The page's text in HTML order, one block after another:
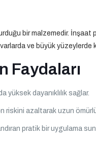
bir malzemedir. İnşaat
ve büyük
Faydaları
yüksek dayanıklılık sağlar.
riskini azaltarak uzun
pratik bir uygulama